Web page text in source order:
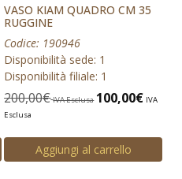
VASO KIAM QUADRO CM 35
RUGGINE
Codice: 190946
Disponibilità sede: 1
Disponibilità filiale: 1
200,00€ IVA Esclusa 100,00€ IVA
Esclusa
Aggiungi al carrello